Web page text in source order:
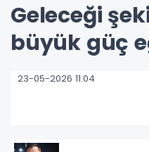
Geleceği
büyük güç
23-05-2026 11:04